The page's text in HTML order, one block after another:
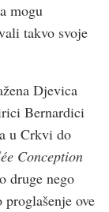
mogu
takvo svoje
Djevica
Bernardici
u Crkvi do
Conception
druge nego
ove